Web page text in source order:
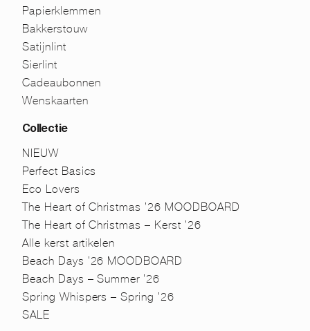
Papierklemmen
Bakkerstouw
Satijnlint
Sierlint
Cadeaubonnen
Wenskaarten
Collectie
NIEUW
Perfect Basics
Eco Lovers
The Heart of Christmas ’26 MOODBOARD
The Heart of Christmas – Kerst ’26
Alle kerst artikelen
Beach Days ’26 MOODBOARD
Beach Days – Summer ’26
Spring Whispers – Spring ’26
SALE